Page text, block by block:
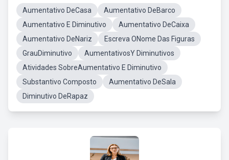
Aumentativo DeCasa
Aumentativo DeBarco
Aumentativo E Diminutivo
Aumentativo DeCaixa
Aumentativo DeNariz
Escreva ONome Das Figuras
GrauDiminutivo
AumentativosY Diminutivos
Atividades SobreAumentativo E Diminutivo
Substantivo Composto
Aumentativo DeSala
Diminutivo DeRapaz